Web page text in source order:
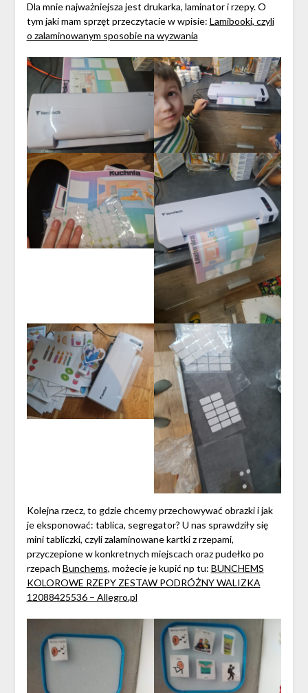
Dla mnie najważniejsza jest drukarka, laminator i rzepy. O
tym jaki mam sprzęt przeczytacie w wpisie: Lamibooki, czyli
o zalaminowanym sposobie na wyzwania
Kolejna rzecz, to gdzie chcemy przechowywać obrazki i jak
je eksponować: tablica, segregator? U nas sprawdziły się
mini tabliczki, czyli zalaminowane kartki z rzepami,
przyczepione w konkretnych miejscach oraz pudełko po
rzepach Bunchems, możecie je kupić np tu: BUNCHEMS
KOLOROWE RZEPY ZESTAW PODRÓŻNY WALIZKA
12088425536 – Allegro.pl